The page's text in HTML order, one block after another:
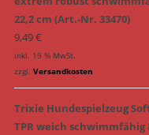
22,2 cm (Art.-Nr. 33470)
9,49€
inkl. 19 % MwSt.
zzgl. Versandkosten
Trixie Hundespielzeug
TPR weich schwimmfähig